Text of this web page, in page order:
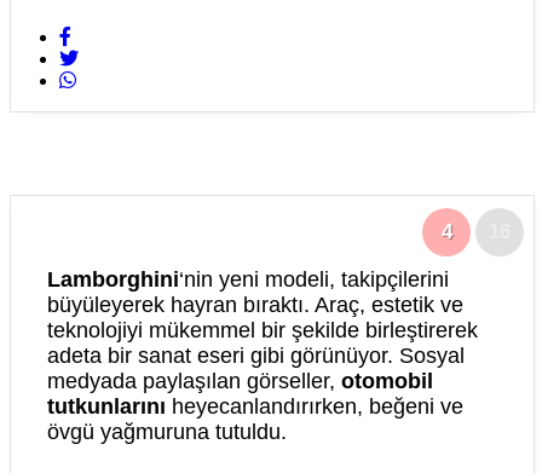
4
Lamborghini‘nin yeni modeli, takipçilerini
büyüleyerek hayran bıraktı. Araç, estetik ve
teknolojiyi mükemmel bir şekilde birleştirerek
adeta bir sanat eseri gibi görünüyor. Sosyal
medyada paylaşılan görseller, otomobil
tutkunlarını heyecanlandırırken, beğeni ve
övgü yağmuruna tutuldu.